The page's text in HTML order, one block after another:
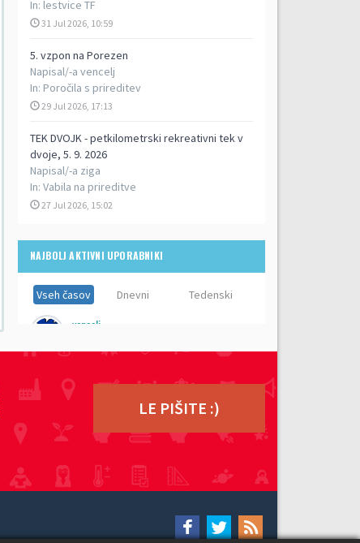
In: lestvice TF
31 Jul 2026, 10:59
5. vzpon na Porezen
Napisal/-a vencelj
In: Poročila s prireditev
29 Jul 2026, 17:13
TEK DVOJK - petkilometrski rekreativni tek v
dvoje, 5. 9. 2026
Napisal/-a ziga
In: Vabila na prireditve
27 Jul 2026, 15:02
NAJBOLJ AKTIVNI UPORABNIKI
Vseh časov Dnevni Tedenski
vencelj
ZdravkoC
Prispevkov:
ero
lenči
LE PIŠITE :)